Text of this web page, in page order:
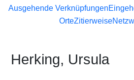
Ausgehende Verknüpfungen
OrteZitierweise
Herking, Ursula